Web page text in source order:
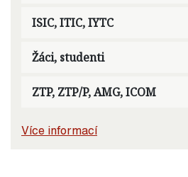
ISIC, ITIC, IYTC
Žáci, studenti
ZTP, ZTP/P, AMG, ICOM
Více informací